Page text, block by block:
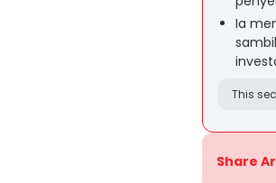
Ia
This
Share